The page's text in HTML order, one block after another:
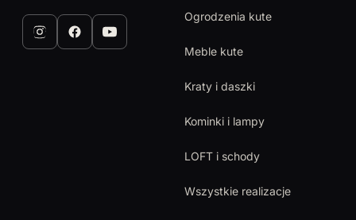
Ogrodzenia kute
Meble kute
Kraty i daszki
Kominki i lampy
LOFT i schody
Wszystkie realizacje